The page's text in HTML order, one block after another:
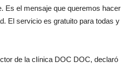
Es el mensaje que queremos hacer
El servicio es gratuito para todas y
de la clínica DOC DOC, declaró